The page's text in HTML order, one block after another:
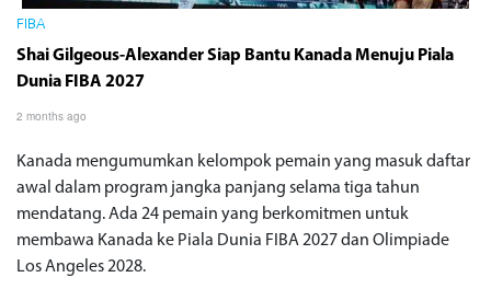
FIBA
Shai Gilgeous-Alexander Siap Bantu Kanada Menuju Piala
Dunia FIBA 2027
2 months ago
Kanada mengumumkan kelompok pemain yang masuk daftar
awal dalam program jangka panjang selama tiga tahun
mendatang. Ada 24 pemain yang berkomitmen untuk
membawa Kanada ke Piala Dunia FIBA 2027 dan Olimpiade
Los Angeles 2028.